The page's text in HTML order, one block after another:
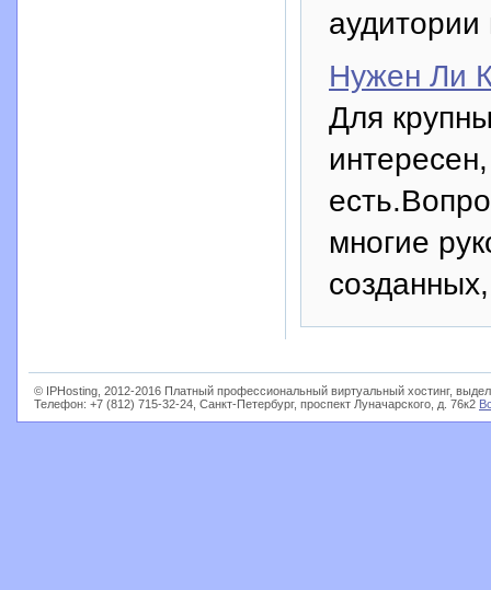
аудитории
Нужен Ли
Для
многие
© IPHosting, 2012-2016 Платный профессиональный виртуальный хостинг,
Телефон: +7 (812) 715-32-24, Санкт-Петербург, проспект Луначарского, д. 76к2